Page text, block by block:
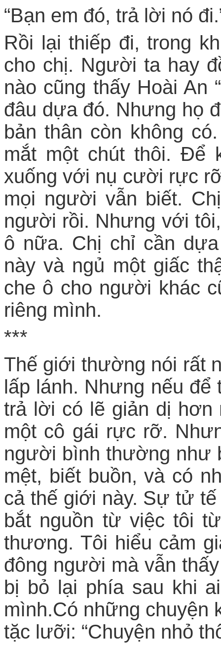
“Bạn em đó, trả lời nó
Rồi lại thiếp đi, trong
cho chị. Người ta hay
nào cũng thấy Hoài An
đâu dựa đó. Nhưng họ
bản thân còn không
mắt một chút thôi. Để
xuống với nụ cười rực
mọi người vẫn biết.
người rồi. Nhưng với
ô nữa. Chị chỉ cần
này và ngủ một giấc
che ô cho người khác
riêng mình.
***
Thế giới thường nói rất
lấp lánh. Nhưng nếu
trả lời có lẽ giản dị hơn
một cô gái rực rỡ.
người bình thường như
mệt, biết buồn, và có
cả thế giới này. Sự tử
bắt nguồn từ việc tôi
thương. Tôi hiểu cảm
đông người mà vẫn
bị bỏ lại phía sau khi
mình.Có những chuyện
tặc lưỡi: “Chuyện nhỏ